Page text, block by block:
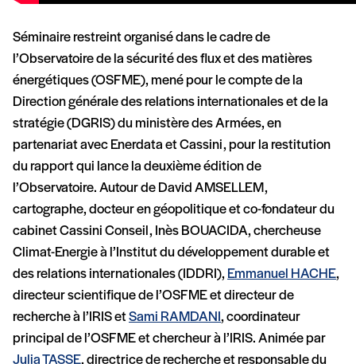
Séminaire restreint organisé dans le cadre de
l’Observatoire de la sécurité des flux et des matières
énergétiques (OSFME), mené pour le compte de la
Direction générale des relations internationales et de la
stratégie (DGRIS) du ministère des Armées, en
partenariat avec Enerdata et Cassini, pour la restitution
du rapport qui lance la deuxième édition de
l’Observatoire. Autour de David AMSELLEM,
cartographe, docteur en géopolitique et co-fondateur du
cabinet Cassini Conseil, Inès BOUACIDA, chercheuse
Climat-Energie à l’Institut du développement durable et
des relations internationales (IDDRI), Emmanuel HACHE,
directeur scientifique de l’OSFME et directeur de
recherche à l’IRIS etSami RAMDANI, coordinateur
principal de l’OSFME et chercheur à l’IRIS. Animée par
Julia TASSE, directrice de recherche et responsable du